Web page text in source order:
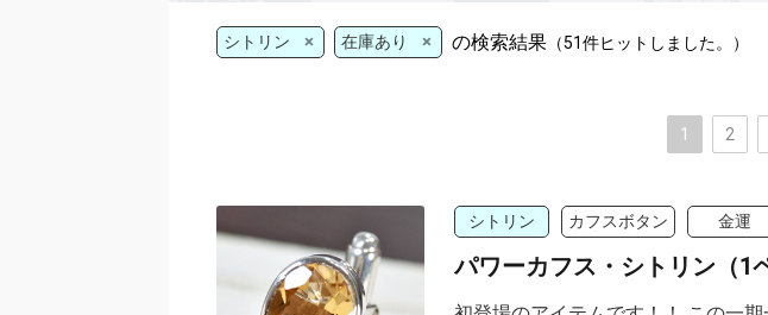
シトリン × 在庫あり × の検索結果 （51件ヒットしました。）
1 2
シトリン カフスボタン 金運
パワーカフス・シトリン（1